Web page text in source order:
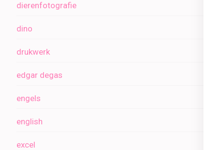
dierenfotografie
dino
drukwerk
edgar degas
engels
english
excel